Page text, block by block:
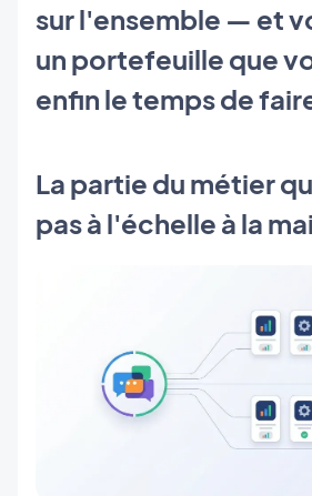
sur l'ensemble — et
un portefeuille que
enfin le temps de
La partie du métier
pas à l'échelle à la